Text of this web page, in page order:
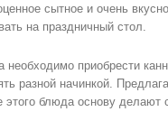
сытное и очень
на праздничный стол.
необходимо приобрести
разной начинкой.
этого блюда основу делают